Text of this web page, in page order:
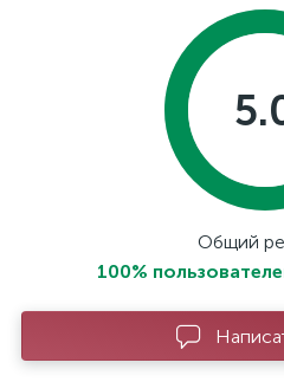
Общий
100%